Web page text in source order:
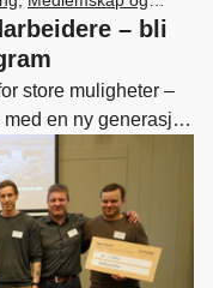
,Drift og utvikling,
– bli
store muligheter –
en ny generasjon
med unge med
Kunnskap om
er nødvendig.